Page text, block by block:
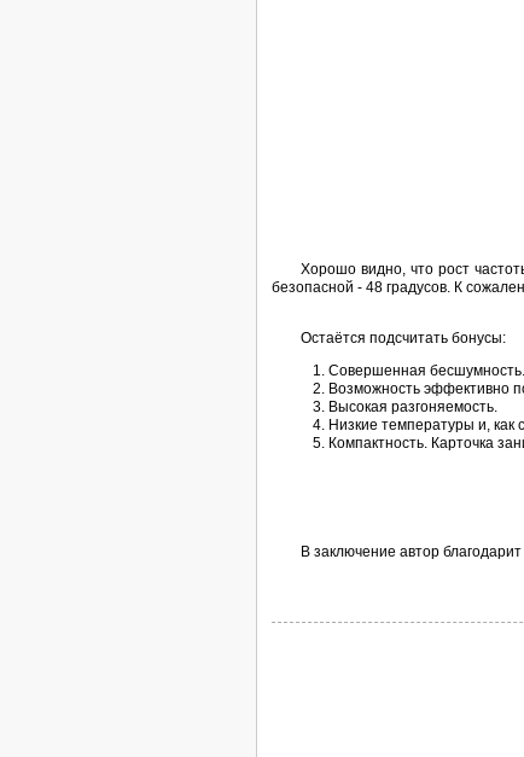
Хорошо видно, что рост
безопасной - 48 градусов. К
Остаётся подсчитать бонусы:
Совершенная бесшумность.
Возможность эффективно
Высокая разгоняемость.
Низкие температуры и, как
Компактность. Карточка
В заключение автор